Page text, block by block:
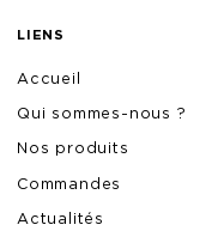
LIENS
Accueil
Qui sommes-nous ?
Nos produits
Commandes
Actualités